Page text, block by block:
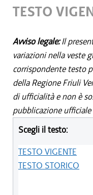
TESTO
Avviso legale:Il
variazioni nella veste
corrispondente testo
della Regione Friuli
di ufficialità e non è
pubblicazione
Scegli il testo:
TESTO VIGENTE
TESTO STORICO